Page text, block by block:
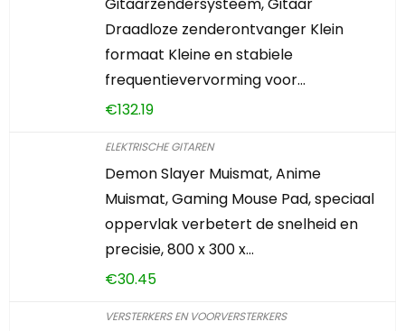
Draadloze zenderontvanger Klein
formaat Kleine en stabiele
frequentievervorming voor…
€132.19
ELEKTRISCHE GITAREN
Demon Slayer Muismat, Anime
Muismat, Gaming Mouse Pad, speciaal
oppervlak verbetert de snelheid en
precisie, 800 x 300 x…
€30.45
VERSTERKERS EN VOORVERSTERKERS